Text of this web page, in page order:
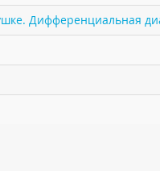
Дифференциальная